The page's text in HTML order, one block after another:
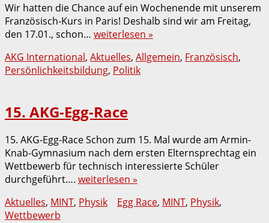
Wir hatten die Chance auf ein Wochenende mit unserem
Französisch-Kurs in Paris! Deshalb sind wir am Freitag,
den 17.01., schon… weiterlesen »
AKG International, Aktuelles, Allgemein, Französisch,
Persönlichkeitsbildung, Politik
15. AKG-Egg-Race
15. AKG-Egg-Race Schon zum 15. Mal wurde am Armin-
Knab-Gymnasium nach dem ersten Elternsprechtag ein
Wettbewerb für technisch interessierte Schüler
durchgeführt…. weiterlesen »
Aktuelles, MINT, Physik Egg Race, MINT, Physik,
Wettbewerb